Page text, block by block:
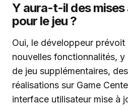
Y aura-t-il des
pour le jeu ?
Oui, le développeur prévoit
nouvelles fonctionnalités,
de jeu supplémentaires,
réalisations sur Game
interface utilisateur mise à